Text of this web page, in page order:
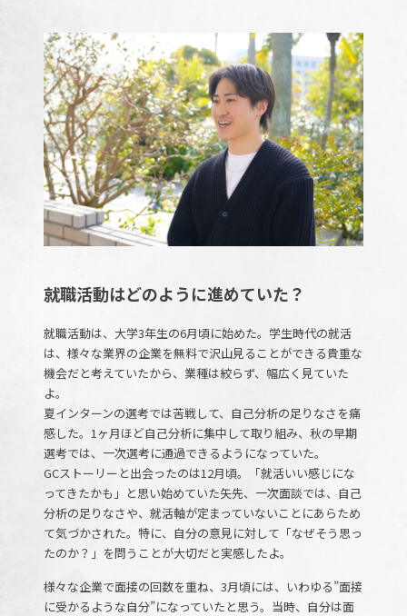
就職活動はどのように進めていた？
就職活動は、大学3年生の6月頃に始めた。学生時代の就活
は、様々な業界の企業を無料で沢山見ることができる貴重な
機会だと考えていたから、業種は絞らず、幅広く見ていた
よ。
夏インターンの選考では苦戦して、自己分析の足りなさを痛
感した。1ヶ月ほど自己分析に集中して取り組み、秋の早期
選考では、一次選考に通過できるようになっていた。
GCストーリーと出会ったのは12月頃。「就活いい感じにな
ってきたかも」と思い始めていた矢先、一次面談では、自己
分析の足りなさや、就活軸が定まっていないことにあらため
て気づかされた。特に、自分の意見に対して「なぜそう思っ
たのか？」を問うことが大切だと実感したよ。
様々な企業で面接の回数を重ね、3月頃には、いわゆる”面接
に受かるような自分”になっていたと思う。当時、自分は面